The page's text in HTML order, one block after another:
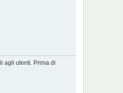
agli utenti. Prima di